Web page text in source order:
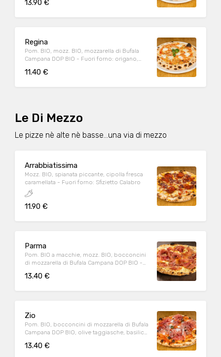
13.90 €
Regina
Pom. BIO, mozz. BIO, mozzarella di Bufala
Campana DOP BIO - Fuori forno: origano,
11.40 €
Le Di Mezzo
Le pizze nè alte nè basse...una via di mezzo
Arrabbiatissima
Mozz. BIO, spianata piccante, cipolla fresca
caramellata - Fuori forno: Sfizietto Calabro
11.90 €
Parma
Pom. BIO a macchie, mozz. BIO, bocconcini
di mozzarella di Bufala Campana DOP BIO -
origano
13.40 €
Zio
Pom. BIO, bocconcini di mozzarella di Bufala
Campana DOP BIO, olive taggiasche, basilico
(20m.)
13.40 €